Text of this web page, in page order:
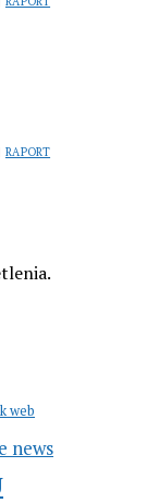
RAPORT
web
news